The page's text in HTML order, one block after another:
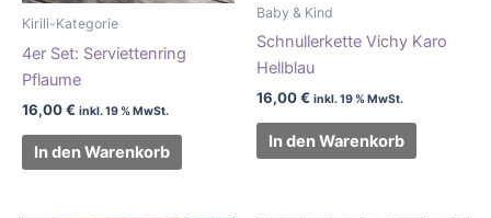
Kirili-Kategorie
4er Set: Serviettenring
Pflaume
16,00€ inkl. 19 % MwSt.
In den Warenkorb
Baby & Kind
Schnullerkette Vichy Karo
Hellblau
16,00€ inkl. 19 % MwSt.
In den Warenkorb